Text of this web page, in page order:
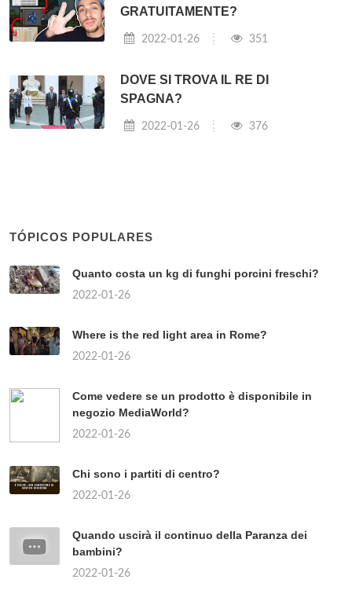
GRATUITAMENTE?
2022-01-26 351
DOVE SI TROVA IL RE DI
SPAGNA?
2022-01-26 376
TÓPICOS POPULARES
Quanto costa un kg di funghi porcini freschi?
2022-01-26
Where is the red light area in Rome?
2022-01-26
Come vedere se un prodotto è disponibile in
negozio MediaWorld?
2022-01-26
Chi sono i partiti di centro?
2022-01-26
Quando uscirà il continuo della Paranza dei
bambini?
2022-01-26